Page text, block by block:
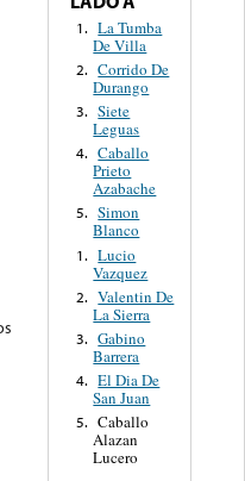
1. La Tumba
De Villa
2. Corrido De
Durango
3. Siete
Leguas
4. Caballo
Prieto
Azabache
5. Simon
Blanco
1. Lucio
Vazquez
2. Valentin De
La Sierra
3. Gabino
Barrera
4. El Dia De
San Juan
5. Caballo
Alazan
Lucero